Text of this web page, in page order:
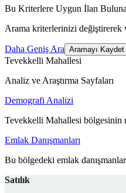
Bu Kriterlere Uygun İlan
Arama kriterlerinizi değiştirerek
Daha Geniş Ara Aramayı Kaydet
Tevekkelli Mahallesi
Analiz ve Araştırma Sayfaları
Demografi Analizi
Tevekkelli Mahallesi bölgesinin
Emlak Danışmanları
Bu bölgedeki emlak
Satılık